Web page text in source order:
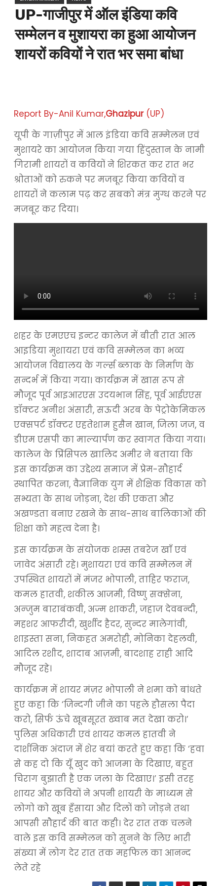
UP-गाजीपुर में ऑल इंडिया कवि
सम्मेलन व मुशायरा का हुआ आयोजन
शायरों कवियों ने रात भर समा बांधा
Report By-Anil Kumar,Ghazipur(UP)
यूपी के गाज़ीपुर में आल इंडिया कवि सम्मेलन एवं
मुशायरे का आयोजन किया गया हिंदुस्तान के नामी
गिरामी शायरों व कवियों ने शिरकत कर रात भर
श्रोताओं को रुकने पर मजबूर किया कवियों व
शायरों ने कलाम पढ़ कर सबको मंत्र मुग्ध करने पर
मजबूर कर दिया।
शहर के एमएएच इन्टर कालेज में बीती रात आल
आइडिया मुशायरा एवं कवि सम्मेलन का भव्य
आयोजन विद्यालय के गर्ल्स ब्लाक के निर्माण के
सन्दर्भ में किया गया। कार्यक्रम में खास रूप से
मौजूद पूर्व आइआरएस उदयभान सिंह, पूर्व आईएएस
डॉक्टर अनीश अंसारी, सऊदी अरब के पेट्रोकेमिकल
एक्सपर्ट डॉक्टर एहतेशाम हुसैन खान, जिला जज, व
डीएम एसपी का माल्यार्पण कर स्वागत किया गया।
कालेज के प्रिंसिपल खालिद अमीर ने बताया कि
इस कार्यक्रम का उ‌द्देश्य समाज में प्रेम-सौहार्द
स्थापित करना, वैज्ञानिक युग में शैक्षिक विकास को
सभ्यता के साथ जोड़ना, देश की एकता और
अखण्डता बनाए रखने के साथ-साथ बालिकाओं की
शिक्षा को महत्व देना है।
इस कार्यक्रम के संयोजक शम्स तबरेज खाँ एवं
जावेद अंसारी रहे। मुशायरा एवं कवि सम्मेलन में
उपस्थित शायरों में मंजर भोपाली, ताहिर फराज,
कमल हातवी, शकील आजमी, विष्णु सक्सेना,
अन्जुम बाराबंकवी, अज्म शाकरी, जहाज देवबन्दी,
महशर आफरीदी, खुर्शीद हैदर, सुन्दर मालेगांवी,
शाइस्ता सना, निकहत अमरोही, मोनिका देहलवी,
आदिल रशीद, शादाब आज़मी, बादशाह राही आदि
मौजूद रहे।
कार्यक्रम में शायर मंज़र भोपाली ने शमा को बांधते
हुए कहा कि ‘जिन्दगी जीने का पहले हौसला पैदा
करो, सिर्फ ऊंचे खूबसूरत ख्वाब मत देखा करो।’
पुलिस अधिकारी एवं शायर कमल हातवी ने
दार्शनिक अंदाज में शेर बयां करते हुए कहा कि ‘हवा
से कह दो कि यूँ खुद को आजमा के दिखाए, बहुत
चिराग बुझाती है एक जला के दिखाए।’ इसी तरह
शायर और कवियों ने अपनी शायरी के माध्यम से
लोगो को खूब हँसाया और दिलों को जोड़ने तथा
आपसी सौहार्द की बात कही। देर रात तक चलने
वाले इस कवि सम्मेलन को सुनने के लिए भारी
संख्या में लोग देर रात तक महफिल का आनन्द
लेते रहे